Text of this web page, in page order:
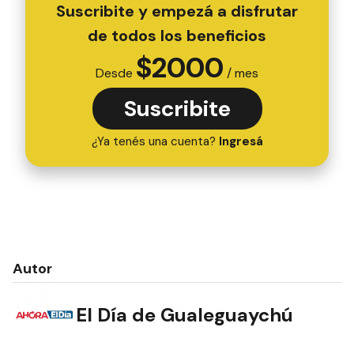
Suscribite y empezá a disfrutar
de todos los beneficios
Desde $2000 / mes
Suscribite
¿Ya tenés una cuenta? Ingresá
Autor
El Día de Gualeguaychú